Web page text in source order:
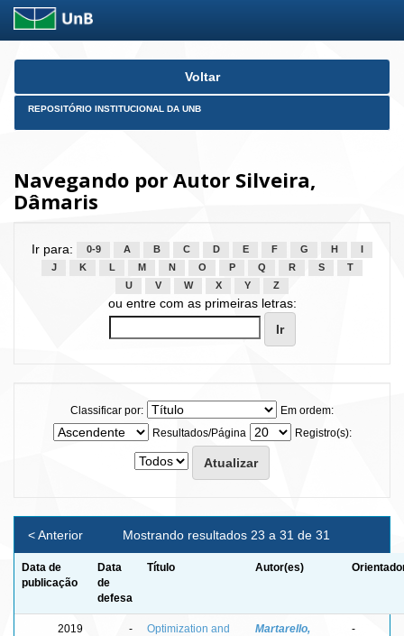
Skip
Voltar
REPOSITÓRIO INSTITUCIONAL DA UNB
Navegando por Autor Silveira,
Dâmaris
Ir para: 0-9 A B C D E F G H
J
K L M N O P Q R S
T
U
V W X Y Z
ou entre com as primeiras letras:
Classificar por:
Em ordem:
Resultados/Página
Registro(s):
Mostrando resultados 23 a 31 de 31
< Anterior
Data de
publicação
Data
de
defesa
Título Autor(es)
2019 -
Optimization and
Martarello,
-